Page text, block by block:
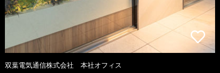
双葉電気通信株式会社 本社オフィス